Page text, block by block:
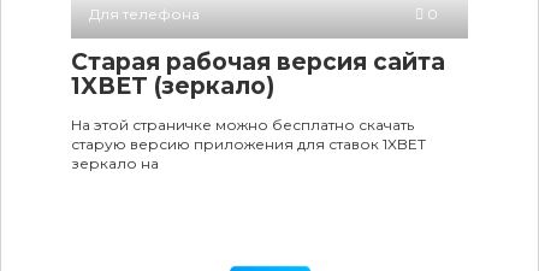
Для телефона 0
Старая рабочая версия сайта
1XBET (зеркало)
На этой страничке можно бесплатно скачать
старую версию приложения для ставок 1XBET
зеркало на